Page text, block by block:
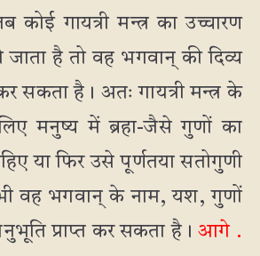
कोई गायत्री मन्त्र का उच्चारण
है तो वह भगवान् की दिव्य
कर सकता है। अतः गायत्री मन्त्र के
मनुष्य में ब्रहा-जैसे गुणों का
या फिर उसे पूर्णतया सतोगुणी
वह भगवान् के नाम, यश, गुणों
प्राप्त कर सकता है।आगे .